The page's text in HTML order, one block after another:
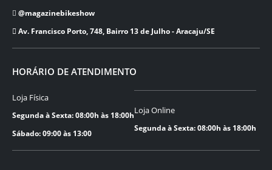
@magazinebikeshow
⁠Av. Francisco Porto, 748, Bairro 13 de Julho - Aracaju/SE
HORÁRIO DE ATENDIMENTO
Loja Física
Segunda à Sexta: 08:00h às 18:00h
Sábado: 09:00 às 13:00
Loja Online
Segunda à Sexta: 08:00h às 18:00h